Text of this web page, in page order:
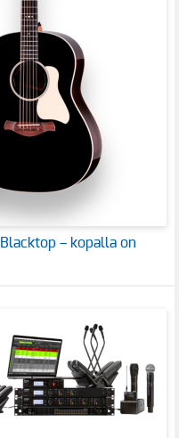
Blacktop – kopalla on